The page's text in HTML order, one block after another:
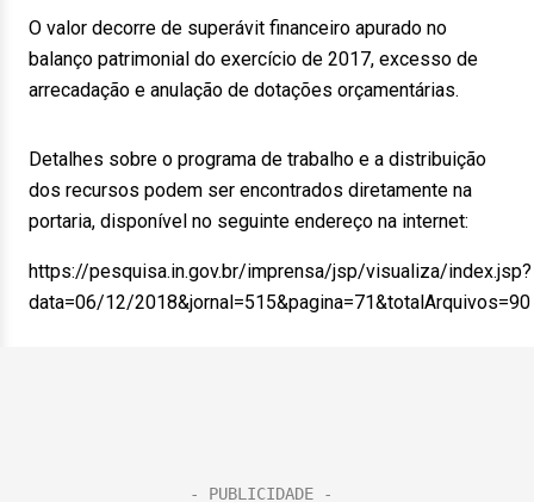
O valor decorre de superávit financeiro apurado no
balanço patrimonial do exercício de 2017, excesso de
arrecadação e anulação de dotações orçamentárias.
Detalhes sobre o programa de trabalho e a distribuição
dos recursos podem ser encontrados diretamente na
portaria, disponível no seguinte endereço na internet:
https://pesquisa.in.gov.br/imprensa/jsp/visualiza/index.jsp?
data=06/12/2018&jornal=515&pagina=71&totalArquivos=90